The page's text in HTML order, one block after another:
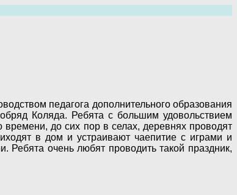
педагога дополнительного образования
Коляда. Ребята с большим удовольствием
до сих пор в селах, деревнях проводят
в дом и устраивают чаепитие с играми и
Ребята очень любят проводить такой праздник,